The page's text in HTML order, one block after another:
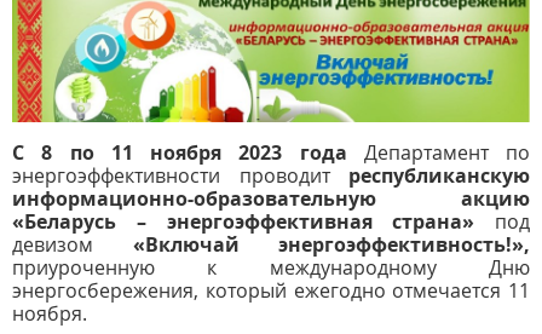
С 8 по 11 ноября 2023 года Департамент по
энергоэффективности проводит республиканскую
информационно-образовательную акцию
«Беларусь – энергоэффективная страна» под
девизом «Включай энергоэффективность!»,
приуроченную к международному Дню
энергосбережения, который ежегодно отмечается 11
ноября.